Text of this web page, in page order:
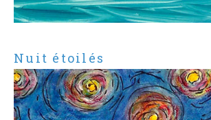
Nuit étoilés